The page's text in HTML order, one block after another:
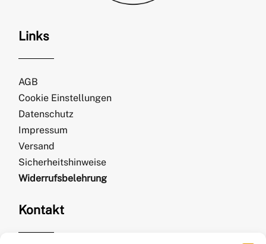
Links
AGB
Cookie Einstellungen
Datenschutz
Impressum
Versand
Sicherheitshinweise
Widerrufsbelehrung
Kontakt